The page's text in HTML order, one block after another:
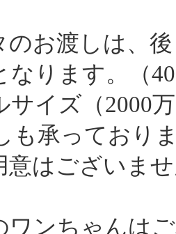
お渡しは、
なります。（
イズ（2000
も承っており
はございま
ワンちゃんは